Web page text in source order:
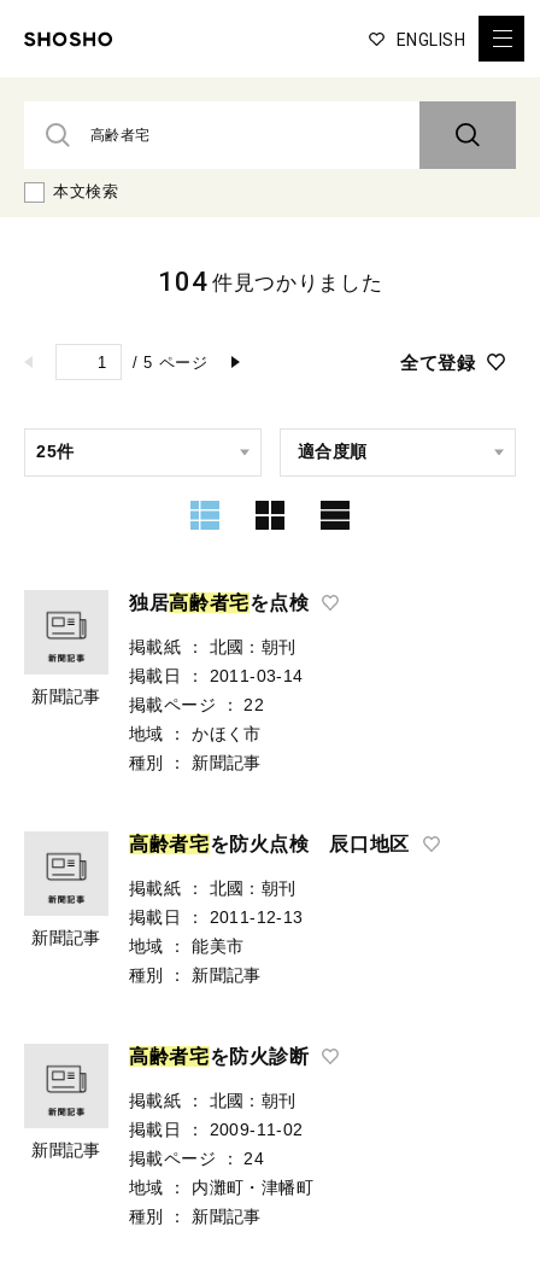
ENGLISH
本文検索
/ 5 ページ 全て登録
104 件見つかりました
新聞記事
独居高齢者宅を点検
掲載紙 ：
北國：朝刊
掲載日
：
2011-03-14
掲載ページ
：
22
地域
：
かほく市
種別
： 新聞記事
新聞記事
高齢者宅を防火点検 辰口地区
掲載紙 ：
北國：朝刊
掲載日
：
2011-12-13
地域
：
能美市
種別
： 新聞記事
新聞記事
高齢者宅を防火診断
掲載紙 ：
北國：朝刊
掲載日
：
2009-11-02
掲載ページ
：
24
地域
：
内灘町・津幡町
種別
： 新聞記事